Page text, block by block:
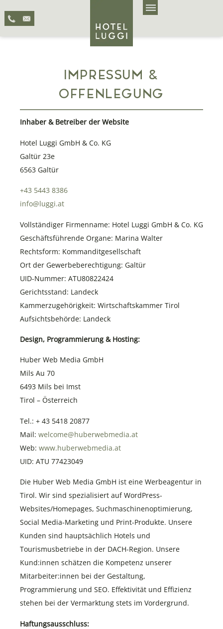
IMPRESSUM &
OFFENLEGUNG
Inhaber & Betreiber der Website
Hotel Luggi GmbH & Co. KG
Galtür 23e
6563 Galtür
+43 5443 8386
info@luggi.at
Vollständiger Firmenname: Hotel Luggi GmbH & Co. KG
Geschäftsführende Organe: Marina Walter
Rechtsform: Kommanditgesellschaft
Ort der Gewerbeberechtigung: Galtür
UID-Nummer: ATU80822424
Gerichtsstand: Landeck
Kammerzugehörigkeit: Wirtschaftskammer Tirol
Aufsichtsbehörde: Landeck
Design, Programmierung & Hosting:
Huber Web Media GmbH
Mils Au 70
6493 Mils bei Imst
Tirol – Österreich
Tel.: + 43 5418 20877
Mail: welcome@huberwebmedia.at
Web: www.huberwebmedia.at
UID: ATU 77423049
Die Huber Web Media GmbH ist eine Werbeagentur in
Tirol. Wir sind spezialisiert auf WordPress-
Websites/Homepages, Suchmaschinenoptimierung,
Social Media-Marketing und Print-Produkte. Unsere
Kunden sind hauptsächlich Hotels und
Tourismusbetriebe in der DACH-Region. Unsere
Kund:innen schätzen die Kompetenz unserer
Mitarbeiter:innen bei der Gestaltung,
Programmierung und SEO. Effektivität und Effizienz
stehen bei der Vermarktung stets im Vordergrund.
Haftungsausschluss: